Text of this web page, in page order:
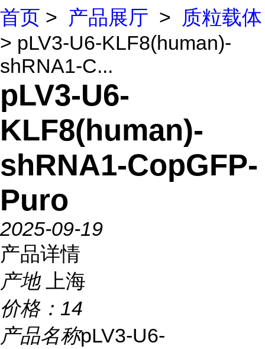
首页 > 产品展厅 >
质粒载体
> pLV3-U6-KLF8(human)-
shRNA1-C...
pLV3-U6-
KLF8(human)-
shRNA1-CopGFP-
Puro
2025-09-19
产品详情
产地
上海
价格： 14
产品名称pLV3-U6-